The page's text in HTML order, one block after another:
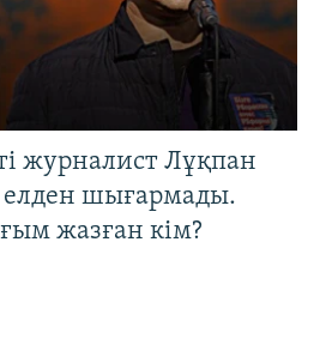
журналист Лұқпан
шығармады.
жазған кім?